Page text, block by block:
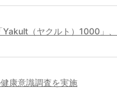
（ヤクルト）1000」
康意識調査を実施